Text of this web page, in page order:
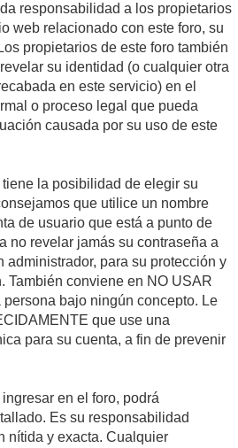
responsabilidad a los propietarios
web relacionado con este foro, su
propietarios de este foro también
su identidad (o cualquier otra
en este servicio) en el
o proceso legal que pueda
causada por su uso de este
la posibilidad de elegir su
que utilice un nombre
de usuario que está a punto de
no revelar jamás su contraseña a
administrador, para su protección y
También conviene en NO USAR
bajo ningún concepto. Le
que use una
para su cuenta, a fin de prevenir
en el foro, podrá
Es su responsabilidad
nítida y exacta. Cualquier